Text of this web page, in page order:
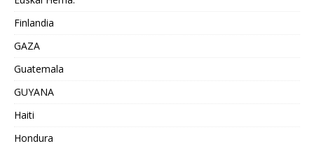
Finlandia
GAZA
Guatemala
GUYANA
Haiti
Hondura